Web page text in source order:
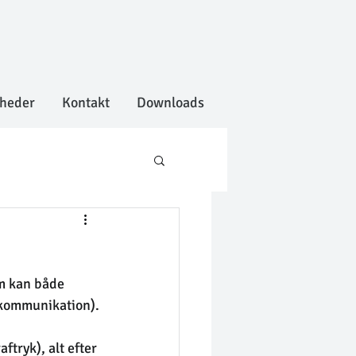
Kontakt Downloads
kan både
alt efter